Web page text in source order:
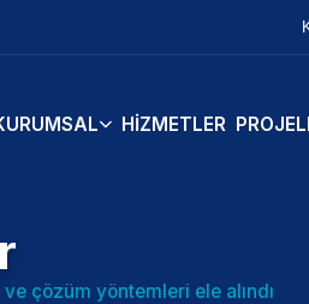
HIZMETLER
çözüm yöntemleri ele alındı